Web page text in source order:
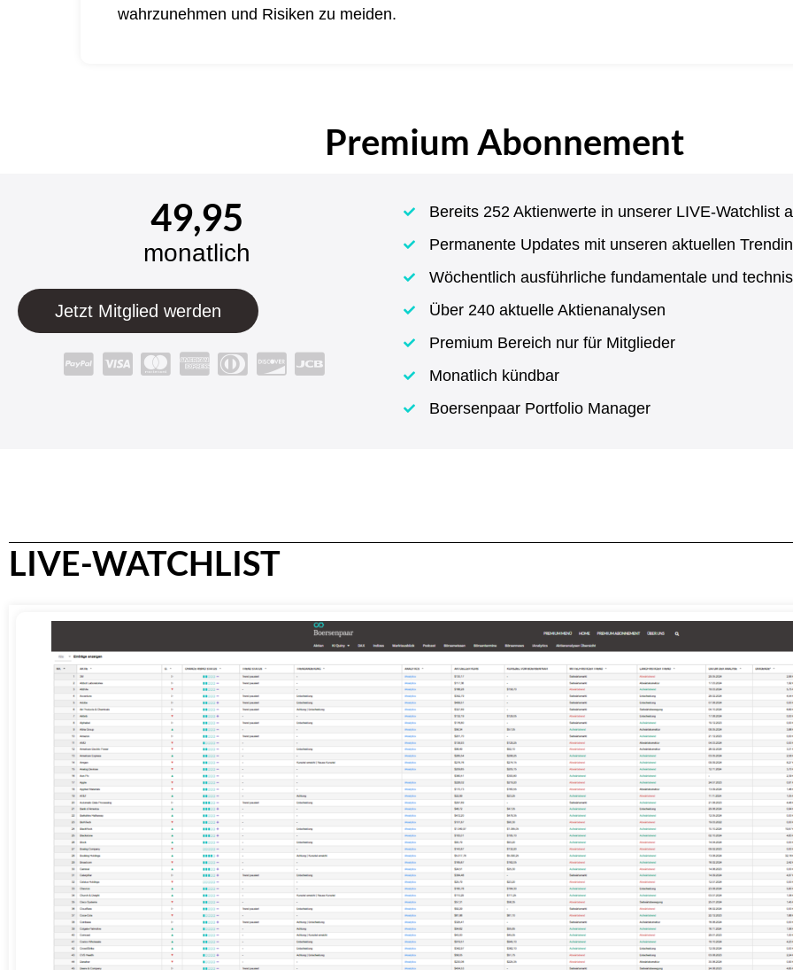
wahrzunehmen und Risiken zu meiden.
Premium Abonnement
49,95
monatlich
Jetzt Mitglied werden
Bereits 252 Aktienwerte in unserer LIVE-Watchlist
Permanente Updates mit unseren aktuellen
Wöchentlich ausführliche fundamentale und
Über 240 aktuelle Aktienanalysen
Premium Bereich nur für Mitglieder
Monatlich kündbar
Boersenpaar Portfolio Manager
LIVE-WATCHLIST